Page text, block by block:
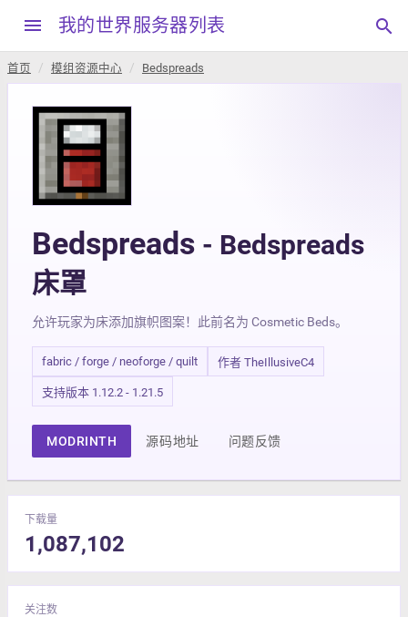
menu 我的世界服务器列表 search
首页 模组资源中心 Bedspreads
Bedspreads - Bedspreads
床罩
允许玩家为床添加旗帜图案！此前名为 Cosmetic Beds。
fabric / forge / neoforge / quilt 作者 TheIllusiveC4
支持版本 1.12.2 - 1.21.5
MODRINTH 源码地址 问题反馈
下载量
1,087,102
关注数